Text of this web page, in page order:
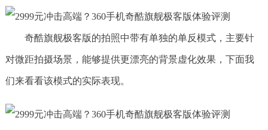
奇酷旗舰极客版的拍照中带有单独的单反模式，主要针
对微距拍摄场景，能够提供更漂亮的背景虚化效果，下面我
们来看看该模式的实际表现。